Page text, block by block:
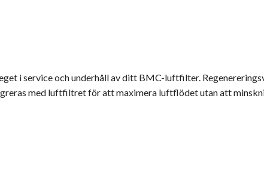
i service och underhåll av ditt BMC-luftfilter.
med luftfiltret för att maximera luftflödet utan att